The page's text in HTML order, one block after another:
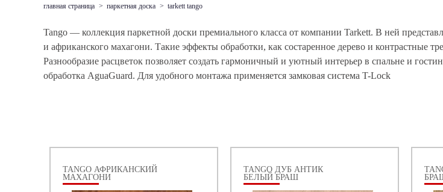
главная страница > паркетная доска > tarkett tango
Tango — коллекция паркетной доски премиального класса от компании Tarkett. В ней
и африканского махагони. Такие эффекты обработки, как состаренное дерево и
Разнообразие расцветок позволяет создать гармоничный и уютный интерьер в спальне и
обработка AguaGuard. Для удобного монтажа применяется замковая система T-Lock
TANGO АФРИКАНСКИЙ
МАХАГОНИ
TANGO ДУБ АНТИК
БЕЛЫЙ БРАШ